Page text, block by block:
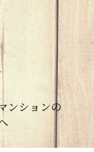
ンションの